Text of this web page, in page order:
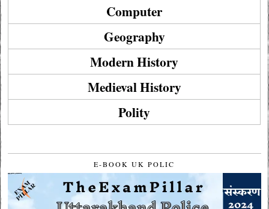
Computer
Geography
Modern History
Medieval History
Polity
E-BOOK UK POLIC